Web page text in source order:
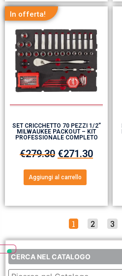
CERCA NEL CATALOGO
In offerta!
SET CRICCHETTO 70 PEZZI 1/2”
MILWAUKEE PACKOUT – KIT
PROFESSIONALE COMPLETO
€279.30 €271.30
Aggiungi al carrello
1 2 3